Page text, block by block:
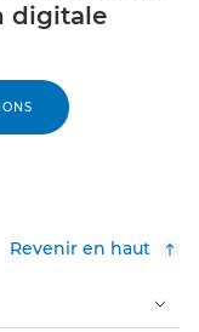
digitale
Revenir en haut